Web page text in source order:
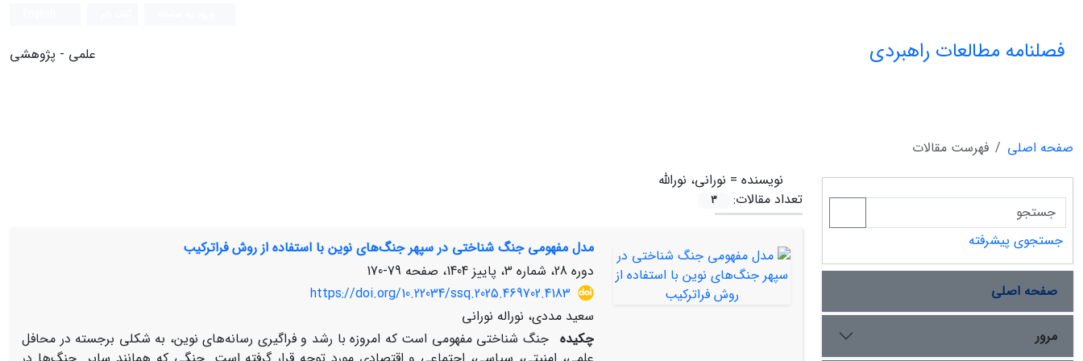
فصلنامه مطالعات راهبردی علمی - پژوهشی
صفحه اصلی
فهرست مقالات
نویسنده = نورانی، نورالله
تعداد مقالات:
3
مدل مفهومی جنگ ­شناختی در سپهر جنگ­‌های نوین با استفاده از روش فراترکیب
دوره 28، شماره 3، پاییز 1404، صفحه
79-170
https://doi.org/10.22034/ssq.2025.469702.4183
سعید مددی، نوراله نورانی
چکیده جنگ شناختی مفهومی است که امروزه با رشد و فراگیری رسانه‌­های نوین، به شکلی برجسته در محافل
جستجوی پیشرفته
صفحه اصلی
مرور